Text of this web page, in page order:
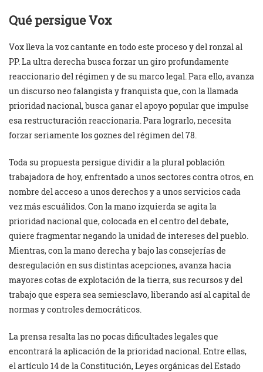
Qué persigue Vox
Vox lleva la voz cantante en todo este proceso y del ronzal al
PP. La ultra derecha busca forzar un giro profundamente
reaccionario del régimen y de su marco legal. Para ello, avanza
un discurso neo falangista y franquista que, con la llamada
prioridad nacional, busca ganar el apoyo popular que impulse
esa restructuración reaccionaria. Para lograrlo, necesita
forzar seriamente los goznes del régimen del 78.
Toda su propuesta persigue dividir a la plural población
trabajadora de hoy, enfrentado a unos sectores contra otros, en
nombre del acceso a unos derechos y a unos servicios cada
vez más escuálidos. Con la mano izquierda se agita la
prioridad nacional que, colocada en el centro del debate,
quiere fragmentar negando la unidad de intereses del pueblo.
Mientras, con la mano derecha y bajo las consejerías de
desregulación en sus distintas acepciones, avanza hacia
mayores cotas de explotación de la tierra, sus recursos y del
trabajo que espera sea semiesclavo, liberando así al capital de
normas y controles democráticos.
La prensa resalta las no pocas dificultades legales que
encontrará la aplicación de la prioridad nacional. Entre ellas,
el artículo 14 de la Constitución, Leyes orgánicas del Estado